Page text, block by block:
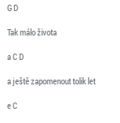
G D
Tak málo života
a C D
a ještě zapomenout tolik let
e C